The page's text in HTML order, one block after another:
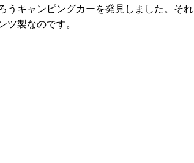
うキャンピングカーを発見しました。それ
ツ製なのです。